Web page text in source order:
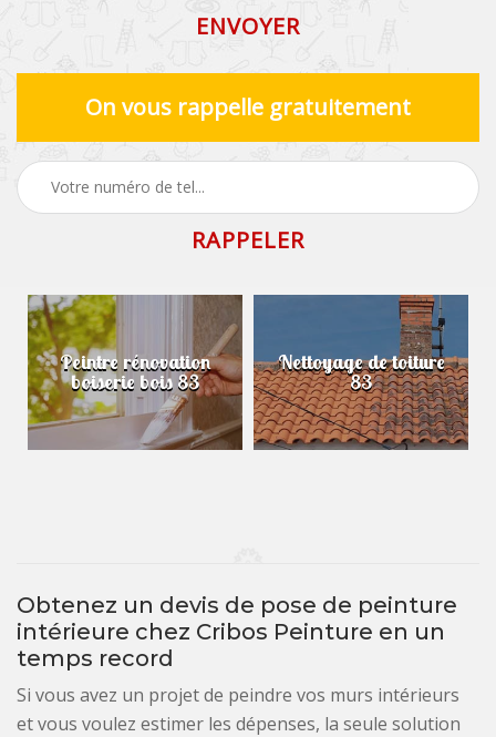
On vous rappelle gratuitement
Peintre rénovation
boiserie bois 83
Nettoyage de toiture
83
Obtenez un devis de pose de peinture
intérieure chez Cribos Peinture en un
temps record
Si vous avez un projet de peindre vos murs intérieurs
et vous voulez estimer les dépenses, la seule solution